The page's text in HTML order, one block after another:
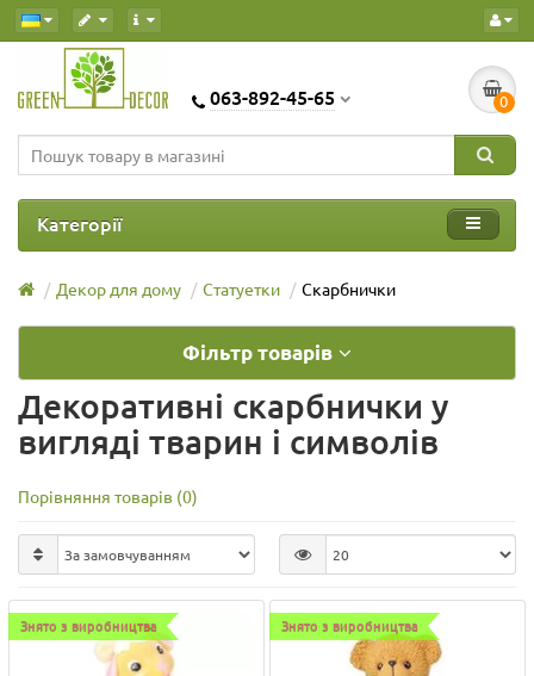
063-892-45-65 0
Категорії
Декор для дому Статуетки Скарбнички
Фільтр товарів
Декоративні скарбнички у
вигляді тварин і символів
Порівняння товарів (0)
Знято з виробництва Знято з виробництва